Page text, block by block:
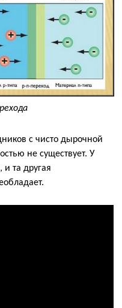
с чисто дырочной
не существует. У
и та другая